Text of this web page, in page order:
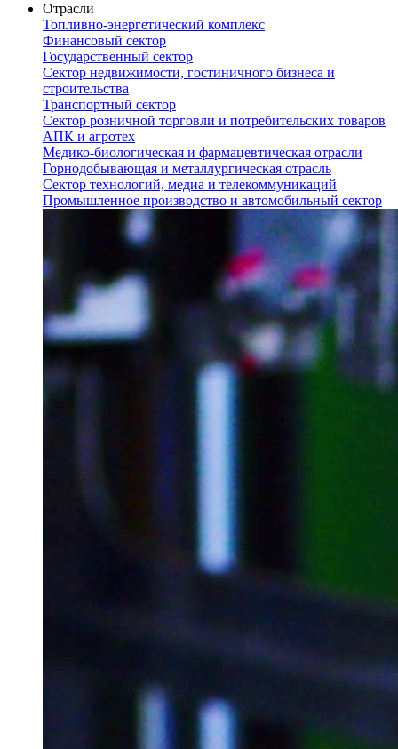
Отрасли
Топливно-энергетический комплекс
Финансовый сектор
Государственный сектор
Сектор недвижимости, гостиничного бизнеса и
строительства
Транспортный сектор
Сектор розничной торговли и потребительских товаров
АПК и агротех
Медико-биологическая и фармацевтическая отрасли
Горнодобывающая и металлургическая отрасль
Сектор технологий, медиа и телекоммуникаций
Промышленное производство и автомобильный сектор